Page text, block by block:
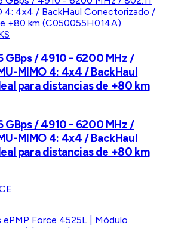
GBps / 4910 - 6200 MHz /
MIMO 4: 4x4 / BackHaul
para distancias de +80 km
GBps / 4910 - 6200 MHz /
MIMO 4: 4x4 / BackHaul
para distancias de +80 km